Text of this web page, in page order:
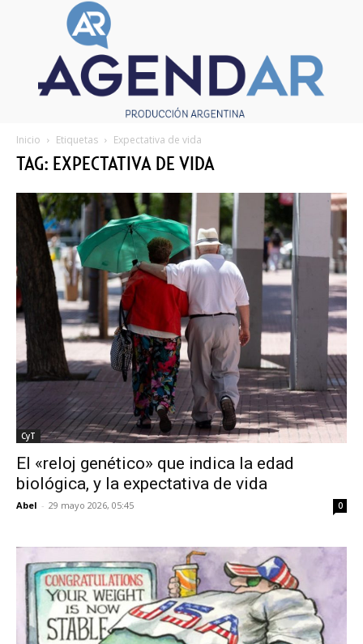
Inicio Etiquetas Expectativa de vida
TAG: EXPECTATIVA DE VIDA
CyT
El «reloj genético» que indica la edad
biológica, y la expectativa de vida
Abel - 29 mayo 2026, 05:45 0